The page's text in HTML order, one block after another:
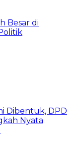
Besar di
Dibentuk, DPD
Nyata